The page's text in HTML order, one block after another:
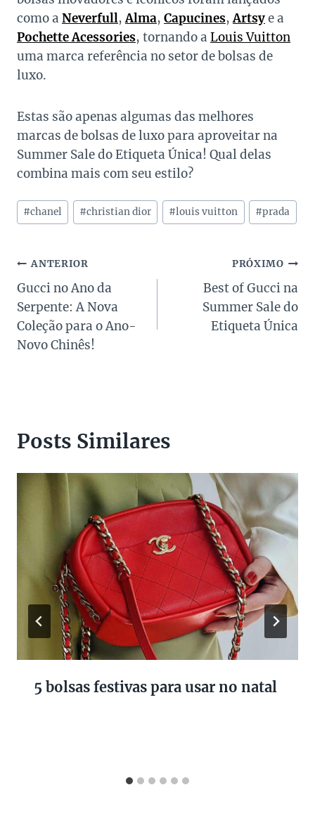
como a Neverfull,Alma, Capucines,Artsye a
Pochette Acessories, tornando a Louis Vuitton
uma marca referência no setor de bolsas de
luxo.
Estas são apenas algumas das melhores
marcas de bolsas de luxo para aproveitar na
Summer Sale do Etiqueta Única! Qual delas
combina mais com seu estilo?
Tags
do
#chanel #christian dior #louis vuitton #prada
Navegação
de
Post
ANTERIOR
Gucci no Ano da
Serpente: A Nova
Coleção para o Ano-
Novo Chinês!
PRÓXIMO
Best of Gucci na
Summer Sale do
Etiqueta Única
Posts Similares
5 bolsas festivas para usar no natal